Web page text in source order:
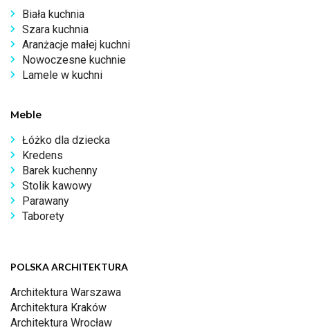
Biała kuchnia
Szara kuchnia
Aranżacje małej kuchni
Nowoczesne kuchnie
Lamele w kuchni
Meble
Łóżko dla dziecka
Kredens
Barek kuchenny
Stolik kawowy
Parawany
Taborety
POLSKA ARCHITEKTURA
Architektura Warszawa
Architektura Kraków
Architektura Wrocław